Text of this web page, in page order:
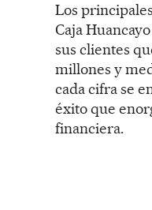
Los
Caja
sus clientes
millones y
cada cifra se
éxito que
financiera.